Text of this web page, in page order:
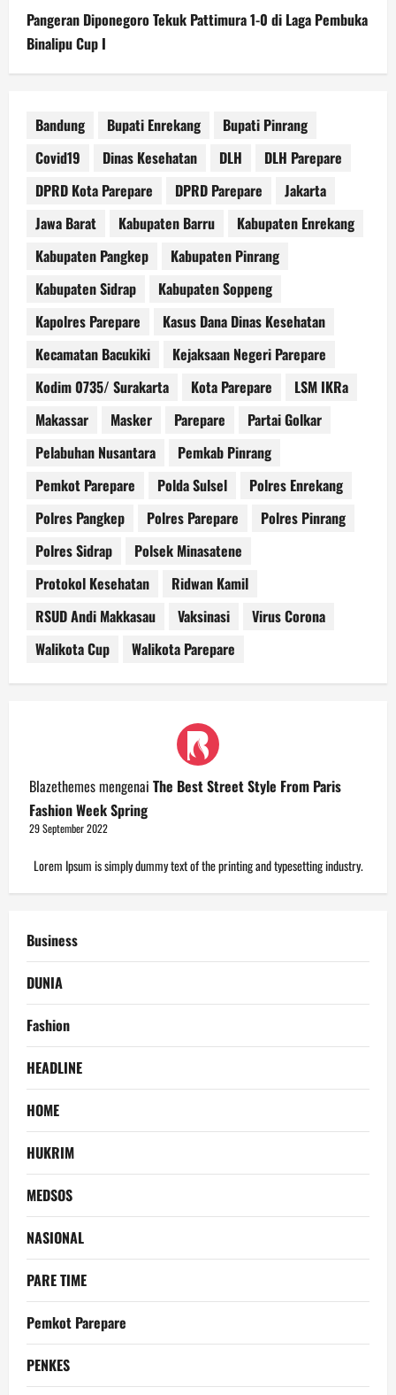
Pangeran Diponegoro Tekuk Pattimura 1-0 di Laga Pembuka
Binalipu Cup I
Bandung Bupati Enrekang
Bupati Pinrang
Covid19
Dinas Kesehatan DLH
DLH Parepare
DPRD Kota Parepare
DPRD Parepare
Jakarta
Jawa Barat
Kabupaten Barru
Kabupaten Enrekang
Kabupaten Pangkep
Kabupaten Pinrang
Kabupaten Sidrap
Kabupaten Soppeng
Kapolres Parepare
Kasus Dana Dinas Kesehatan
Kecamatan Bacukiki
Kejaksaan Negeri Parepare
Kodim 0735/ Surakarta
Kota Parepare
LSM IKRa
Makassar
Masker Parepare
Partai Golkar
Pelabuhan Nusantara
Pemkab Pinrang
Pemkot Parepare
Polda Sulsel
Polres Enrekang
Polres Pangkep
Polres Parepare
Polres Pinrang
Polres Sidrap
Polsek Minasatene
Protokol Kesehatan
Ridwan Kamil
RSUD Andi Makkasau
Vaksinasi
Virus Corona
Walikota Cup
Walikota Parepare
Blazethemesmengenai The Best Street Style From Paris
Fashion Week Spring
29 September 2022
Lorem Ipsum is simply dummy text of the printing and typesetting industry.
Business
DUNIA
Fashion
HEADLINE
HOME
HUKRIM
MEDSOS
NASIONAL
PARE TIME
Pemkot Parepare
PENKES